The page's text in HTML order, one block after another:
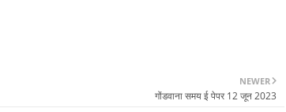
NEWER
गोंडवाना समय ई पेपर 12 जून 2023